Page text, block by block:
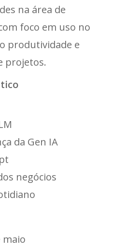
na área de
foco em uso no
produtividade e
projetos.
da Gen IA
negócios
maio